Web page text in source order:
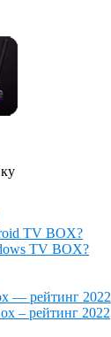
TV BOX?
TV BOX?
— рейтинг 2022
– рейтинг 2022